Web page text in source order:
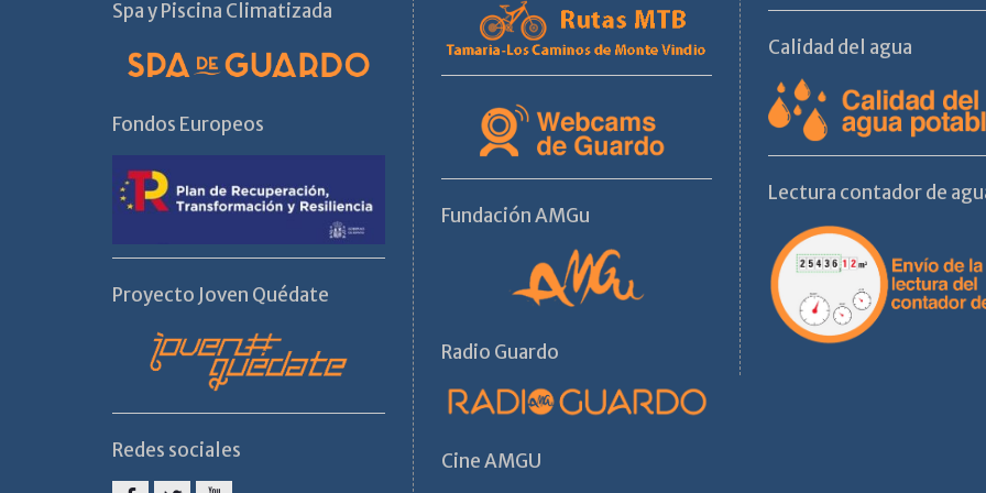
Spa y Piscina Climatizada
Fondos Europeos
Proyecto Joven Quédate
Redes sociales
Fundación AMGu
Radio Guardo
Cine AMGU
Calidad del agua
Lectura contador de